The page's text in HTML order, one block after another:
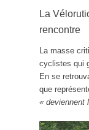
La
rencontre
La masse
cyclistes qui
En se
que
« deviennent